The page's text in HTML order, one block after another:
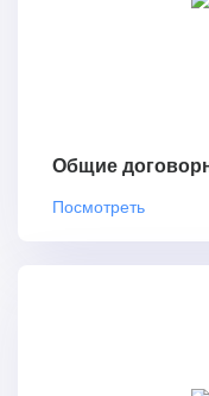
Общие
Посмотреть